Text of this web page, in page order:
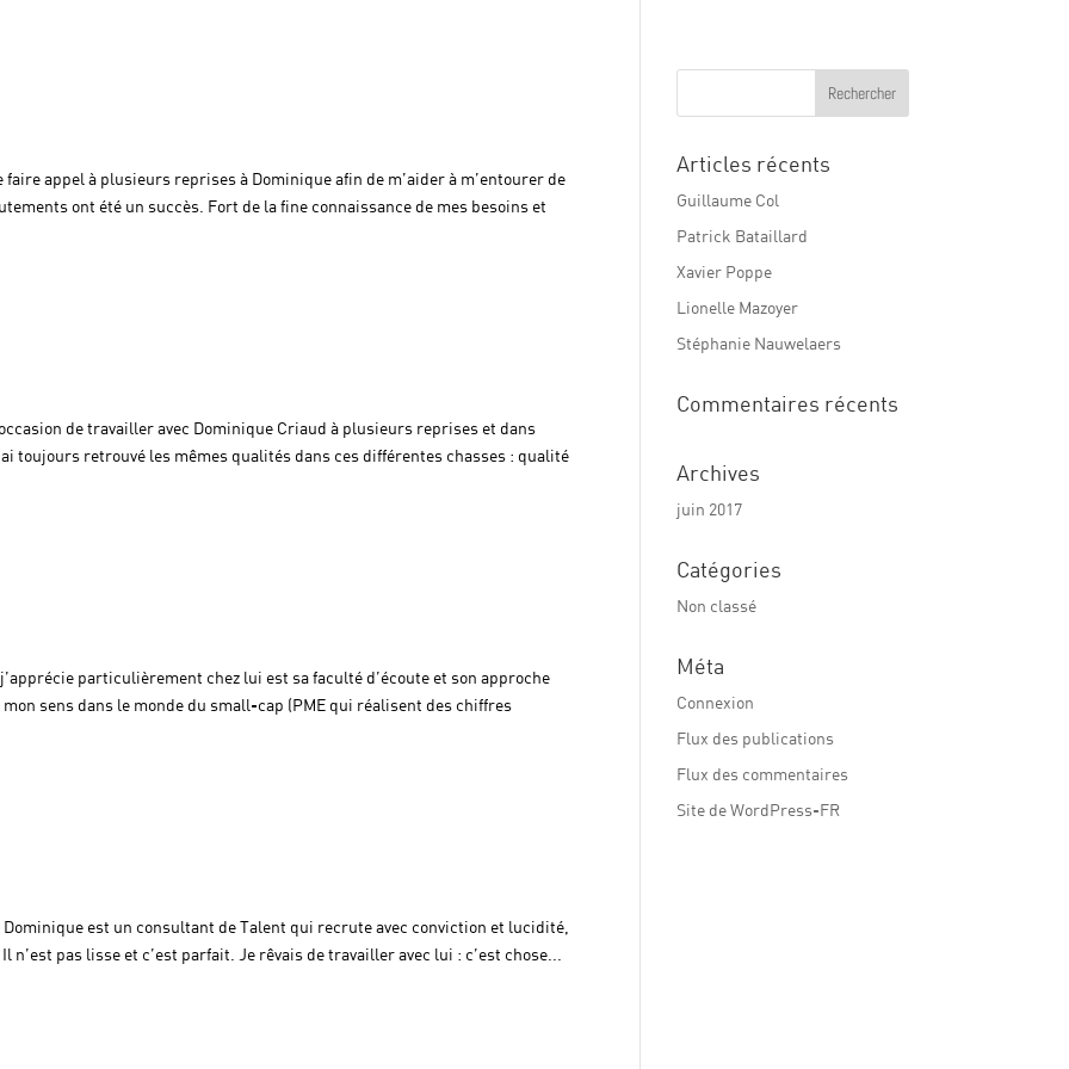
faire appel à plusieurs reprises à Dominique afin de m’aider à m’entourer de
ont été un succès. Fort de la fine connaissance de mes besoins et
de travailler avec Dominique Criaud à plusieurs reprises et dans
toujours retrouvé les mêmes qualités dans ces différentes chasses : qualité
particulièrement chez lui est sa faculté d’écoute et son approche
sens dans le monde du small-cap (PME qui réalisent des chiffres
est un consultant de Talent qui recrute avec conviction et lucidité,
pas lisse et c’est parfait. Je rêvais de travailler avec lui : c’est chose...
Articles récents
Guillaume Col
Patrick Bataillard
Xavier Poppe
Lionelle Mazoyer
Stéphanie Nauwelaers
Commentaires récents
Archives
juin 2017
Catégories
Non classé
Méta
Connexion
Flux des publications
Flux des commentaires
Site de WordPress-FR